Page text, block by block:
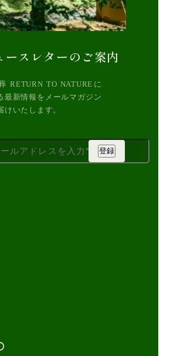
ースレターのご案内
RETURN TO NATUREに
最新情報をメールマガジン
けいたします。